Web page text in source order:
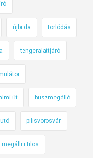
újbuda torlódás
tengeralattjáró
út buszmegálló
pilisvörösvár
megállni tilos